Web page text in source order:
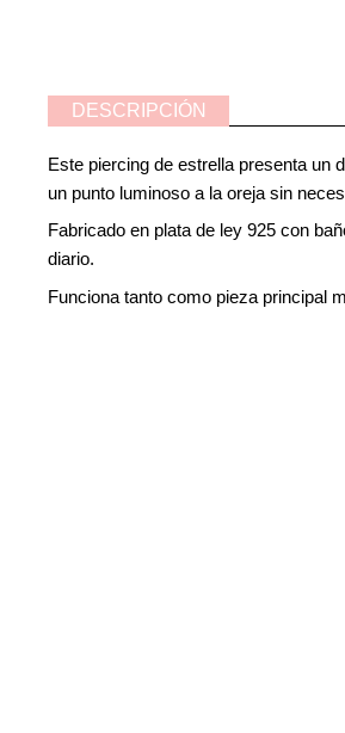
DESCRIPCIÓN
Este piercing de estrella presenta un
un punto luminoso a la oreja sin
Fabricado en plata de ley 925 con
diario.
Funciona tanto como pieza principal